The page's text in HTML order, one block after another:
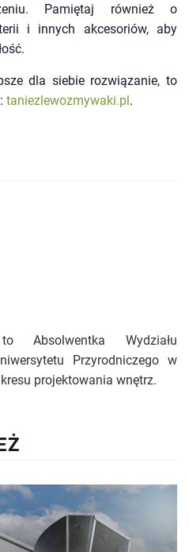
Pamiętaj również o
i innych akcesoriów, aby
dla siebie rozwiązanie, to
taniezlewozmywaki.pl.
Absolwentka Wydziału
Przyrodniczego w
projektowania wnętrz.